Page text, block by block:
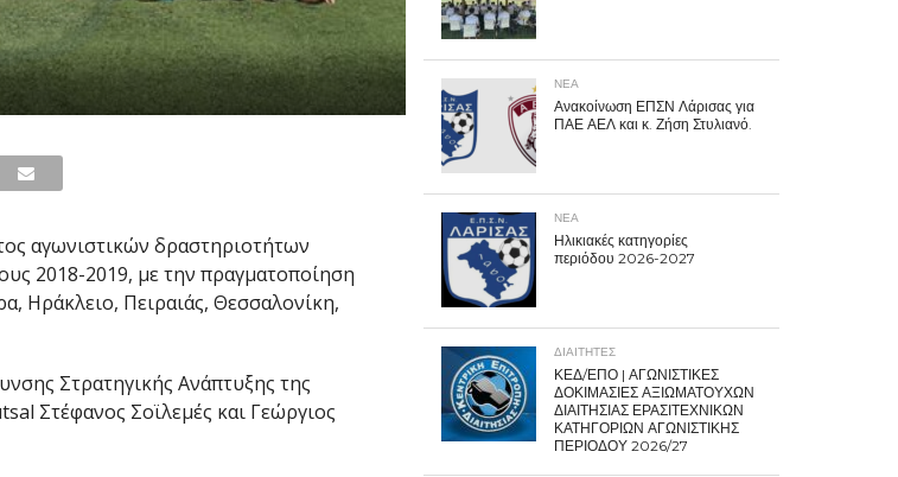
αγωνιστικών δραστηριοτήτων
2018-2019, με την πραγματοποίηση
Ηράκλειο, Πειραιάς, Θεσσαλονίκη,
Στρατηγικής Ανάπτυξης της
Στέφανος Σοϊλεμές και Γεώργιος
ΝΕΑ
Ανακοίνωση ΕΠΣΝ Λάρισας για
ΠΑΕ ΑΕΛ και κ. Ζήση Στυλιανό.
ΝΕΑ
Ηλικιακές κατηγορίες
περιόδου 2026-2027
ΔΙΑΙΤΗΤΕΣ
ΚΕΔ/ΕΠΟ | ΑΓΩΝΙΣΤΙΚΕΣ
ΔΟΚΙΜΑΣΙΕΣ ΑΞΙΩΜΑΤΟΥΧΩΝ
ΔΙΑΙΤΗΣΙΑΣ ΕΡΑΣΙΤΕΧΝΙΚΩΝ
ΚΑΤΗΓΟΡΙΩΝ ΑΓΩΝΙΣΤΙΚΗΣ
ΠΕΡΙΟΔΟΥ 2026/27